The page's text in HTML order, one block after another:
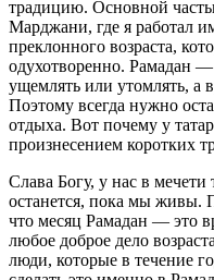
традицию. Основной
Марджани, где я работал
преклонного возраста,
одухотворенно. Рамадан —
ущемлять или утомлять, а
Поэтому всегда нужно
отдыха. Вот почему у
произнесением коротких
Слава Богу, у нас в
останется, пока мы живы.
что месяц Рамадан — это
любое доброе дело
люди, которые в течение